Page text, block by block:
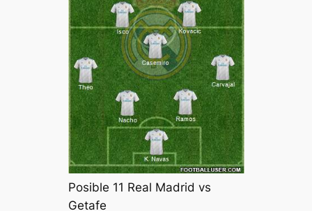
Posible 11 Real Madrid vs
Getafe